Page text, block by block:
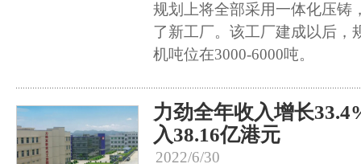
规划上将全部采用一体化压铸
了新工厂。该工厂建成以后，
机吨位在3000-6000吨。
力劲全年收入增长
入38.16亿港元
2022/6/30